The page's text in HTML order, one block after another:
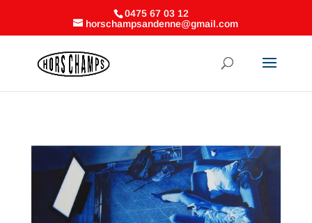
0475 67 03 12
horschampsandenne@gmail.com